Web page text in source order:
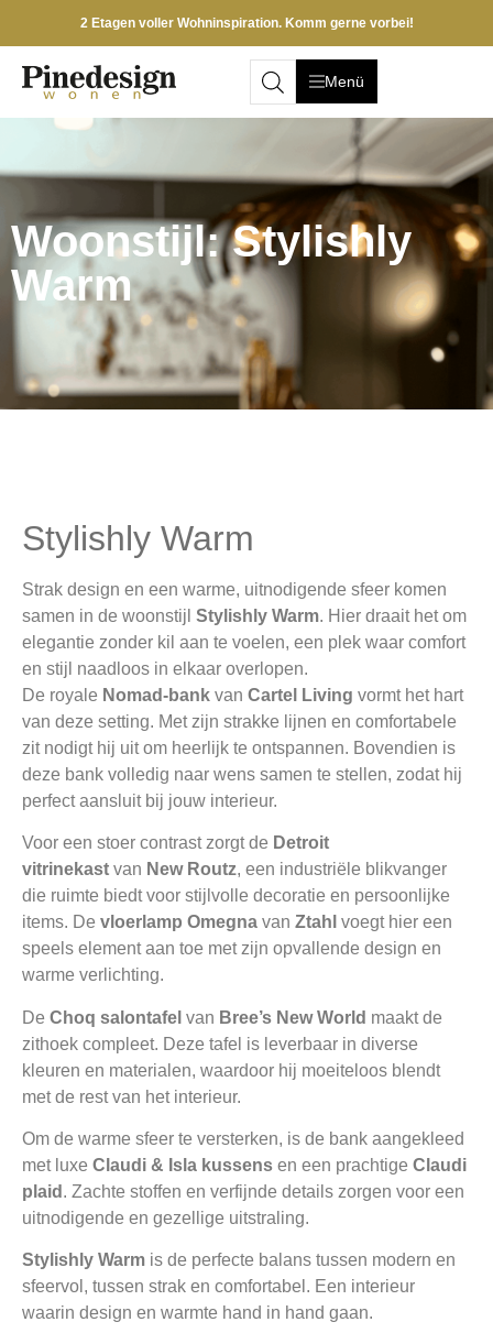
2 Etagen voller Wohninspiration. Komm gerne vorbei!
Menü
Woonstijl: Stylishly
Warm
Stylishly Warm
Strak design en een warme, uitnodigende sfeer komen
samen in de woonstijl Stylishly Warm. Hier draait het om
elegantie zonder kil aan te voelen, een plek waar comfort
en stijl naadloos in elkaar overlopen.
De royale Nomad-bank van Cartel Living vormt het hart
van deze setting. Met zijn strakke lijnen en comfortabele
zit nodigt hij uit om heerlijk te ontspannen. Bovendien is
deze bank volledig naar wens samen te stellen, zodat hij
perfect aansluit bij jouw interieur.
Voor een stoer contrast zorgt de Detroit
vitrinekast van New Routz, een industriële blikvanger
die ruimte biedt voor stijlvolle decoratie en persoonlijke
items. De vloerlamp Omegna van Ztahl voegt hier een
speels element aan toe met zijn opvallende design en
warme verlichting.
De Choq salontafel van Bree’s New World maakt de
zithoek compleet. Deze tafel is leverbaar in diverse
kleuren en materialen, waardoor hij moeiteloos blendt
met de rest van het interieur.
Om de warme sfeer te versterken, is de bank aangekleed
met luxe Claudi & Isla kussens en een prachtige Claudi
plaid . Zachte stoffen en verfijnde details zorgen voor een
uitnodigende en gezellige uitstraling.
Stylishly Warm is de perfecte balans tussen modern en
sfeervol, tussen strak en comfortabel. Een interieur
waarin design en warmte hand in hand gaan.